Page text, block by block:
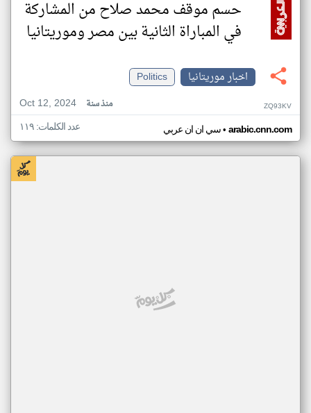
حسم موقف محمد صلاح من المشاركة
في المباراة الثانية بين مصر وموريتانيا
اخبار موريتانيا
Politics
Oct 12, 2024
منذ سنة ZQ93KV
سي ان ان عربي• arabic.cnn.com عدد الكلمات: ١١٩